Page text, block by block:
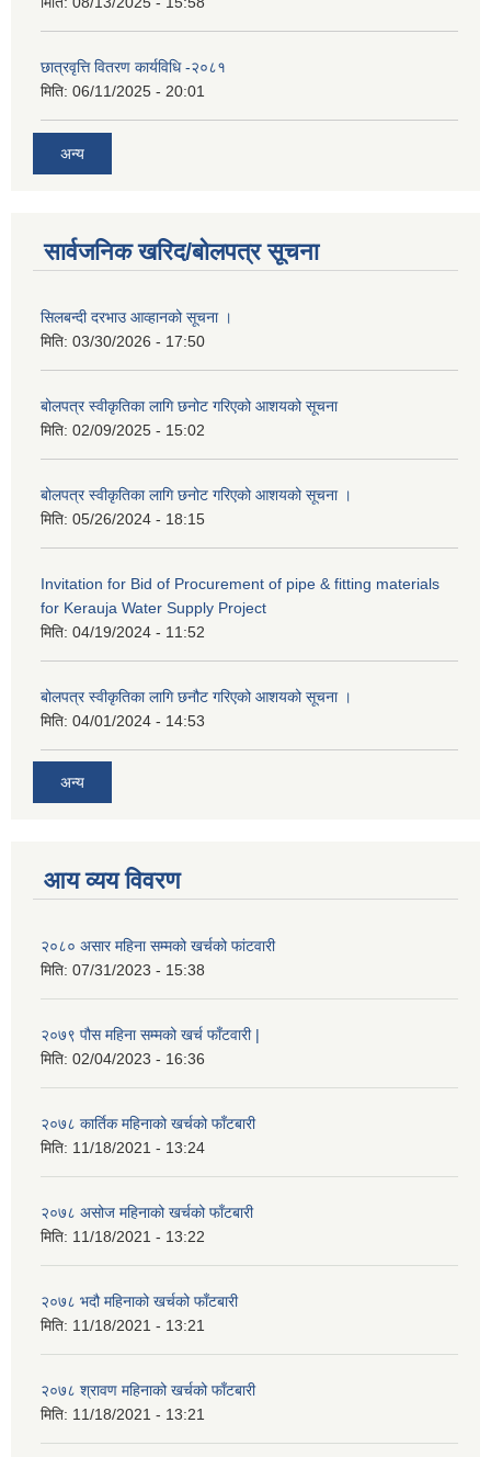
छात्रवृत्ति वितरण कार्यविधि -२०८१
मिति: 06/11/2025 - 20:01
अन्य
सार्वजनिक खरिद/बोलपत्र सूचना
सिलबन्दी दरभाउ आव्हानको सूचना ।
मिति: 03/30/2026 - 17:50
बोलपत्र स्वीकृतिका लागि छनोट गरिएको आशयको सूचना
मिति: 02/09/2025 - 15:02
बोलपत्र स्वीकृतिका लागि छनोट गरिएको आशयको सूचना ।
मिति: 05/26/2024 - 18:15
Invitation for Bid of Procurement of pipe & fitting materials
for Kerauja Water Supply Project
मिति: 04/19/2024 - 11:52
बोलपत्र स्वीकृतिका लागि छनौट गरिएको आशयको सूचना ।
मिति: 04/01/2024 - 14:53
अन्य
आय व्यय विवरण
२०८० असार महिना सम्मको खर्चको फांटवारी
मिति: 07/31/2023 - 15:38
२०७९ पौस महिना सम्मको खर्च फाँटवारी |
मिति: 02/04/2023 - 16:36
२०७८ कार्तिक महिनाको खर्चको फाँटबारी
मिति: 11/18/2021 - 13:24
२०७८ असोज महिनाको खर्चको फाँटबारी
मिति: 11/18/2021 - 13:22
२०७८ भदौ महिनाको खर्चको फाँटबारी
मिति: 11/18/2021 - 13:21
२०७८ श्रावण महिनाको खर्चको फाँटबारी
मिति: 11/18/2021 - 13:21